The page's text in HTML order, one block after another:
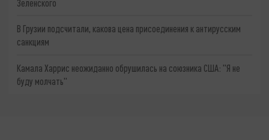
Зеленского
В Грузии подсчитали, какова цена присоединения к антирусским
санкциям
Камала Харрис неожиданно обрушилась на союзника США: "Я не
буду молчать"